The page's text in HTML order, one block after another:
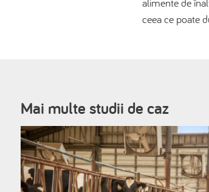
ceea ce poate
Mai multe studii de caz